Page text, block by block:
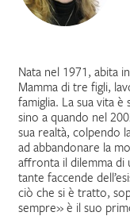
COME
Nata nel 1971, abita
Mamma di tre figli,
famiglia. La sua vita
sino a quando nel
sua realtà, colpendo
ad abbandonare la
affronta il dilemma di
tante faccende
ciò che si è tratto,
sempre» è il suo